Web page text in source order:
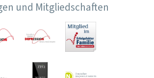
und Mitgliedschaften